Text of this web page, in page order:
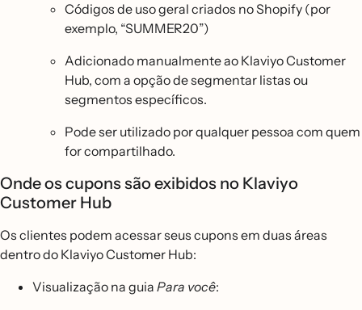
Códigos de uso geral criados no Shopify (por
exemplo, “SUMMER20”)
Adicionado manualmente ao Klaviyo Customer
Hub, com a opção de segmentar listas ou
segmentos específicos.
Pode ser utilizado por qualquer pessoa com quem
for compartilhado.
Onde os cupons são exibidos no Klaviyo
Customer Hub
Os clientes podem acessar seus cupons em duas áreas
dentro do Klaviyo Customer Hub:
Visualização na guia Para você: